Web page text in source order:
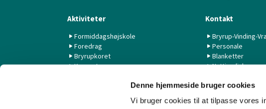
Denne hjemmeside bruger cookies
Vi bruger cookies til at tilpasse vores
Aktiviteter
Formiddagshøjskole
Foredrag
Bryrupkoret
Koncerter
Livestream fra Aarhus Universitet
Kontakt
Bryrup-Vinding-
Personale
Blanketter
Nyttige links